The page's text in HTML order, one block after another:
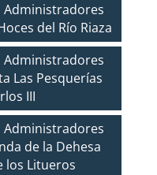
Administradores
del Río Riaza
Administradores
Las Pesquerías
III
Administradores
de la Dehesa
los Litueros